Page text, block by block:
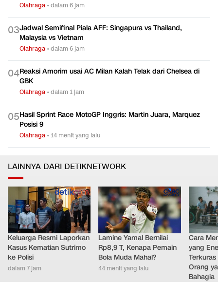
Olahraga •dalam 6 jam
03Jadwal Semifinal Piala AFF: Singapura vs Thailand,
Malaysia vs Vietnam
Olahraga •dalam 6 jam
04Reaksi Amorim usai AC Milan Kalah Telak dari Chelsea di
GBK
Olahraga •dalam 1 jam
05Hasil Sprint Race MotoGP Inggris: Martin Juara, Marquez
Posisi 9
Olahraga •14 menit yang lalu
LAINNYA DARI DETIKNETWORK
Keluarga Resmi Laporkan
Kasus Kematian Sutrimo
ke Polisi
dalam 7 jam
Lamine Yamal Bernilai
Rp8,9 T, Kenapa Pemain
Bola Muda Mahal?
44 menit yang lalu
Cara
yang
Orang
Bahagia